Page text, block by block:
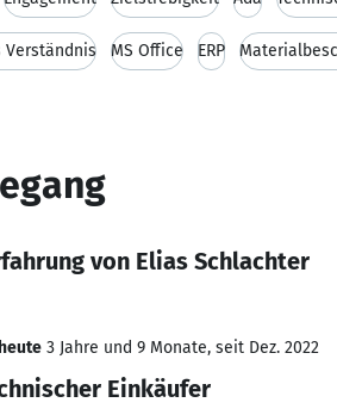
Verständnis MS Office ERP
von Elias Schlachter
3 Jahre und 9 Monate, seit Dez. 2022
Einkäufer